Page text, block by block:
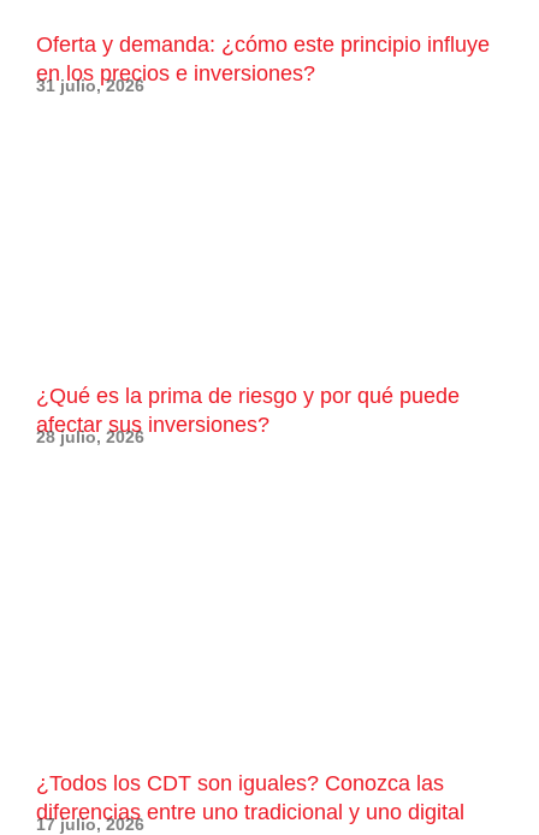
Oferta y demanda: ¿cómo este principio influye
en los precios e inversiones?
31 julio, 2026
¿Qué es la prima de riesgo y por qué puede
afectar sus inversiones?
28 julio, 2026
¿Todos los CDT son iguales? Conozca las
diferencias entre uno tradicional y uno digital
17 julio, 2026